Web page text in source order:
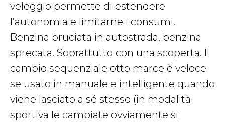
veleggio permette di estendere
l’autonomia e limitarne i consumi.
Benzina bruciata in autostrada, benzina
sprecata. Soprattutto con una scoperta. Il
cambio sequenziale otto marce è veloce
se usato in manuale e intelligente quando
viene lasciato a sé stesso (in modalità
sportiva le cambiate ovviamente si